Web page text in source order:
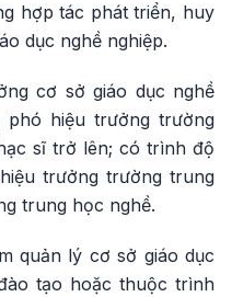
hợp tác phát triển, huy
dục nghề nghiệp.
cơ sở giáo dục nghề
phó hiệu trưởng trường
sĩ trở lên; có trình độ
trưởng trường trung
trung học nghề.
quản lý cơ sở giáo dục
tạo hoặc thuộc trình